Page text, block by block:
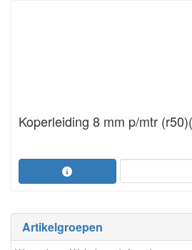
Artikelgroepen
Koperleiding 8 mm p/mtr